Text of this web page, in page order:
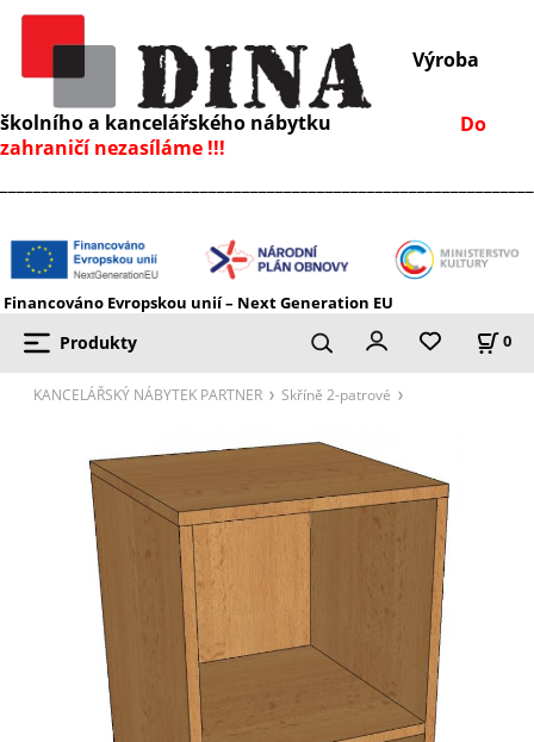
Výroba
školního a kancelářského nábytku Do
zahraničí nezasíláme !!!
Financováno Evropskou unií – Next Generation EU
Produkty 0
KANCELÁŘSKÝ NÁBYTEK PARTNER Skříně 2-patrové